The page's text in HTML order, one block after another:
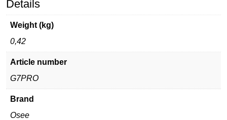
Details
Weight (kg)
0,42
Article number
G7PRO
Brand
Osee